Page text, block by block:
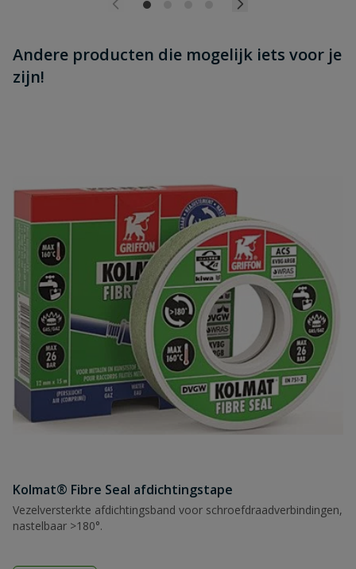
Andere producten die mogelijk iets voor je
zijn!
Kolmat® Fibre Seal afdichtingstape
Vezelversterkte afdichtingsband voor schroefdraadverbindingen,
nastelbaar >180°.